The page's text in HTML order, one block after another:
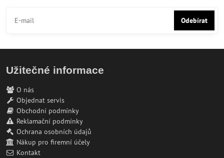
Odebírat
Užitečné informace
O nás
Objednat servis
Obchodní podmínky
Reklamační podmínky
Ochrana osobních údajů
Nákup pro firemní účely
Kontakt